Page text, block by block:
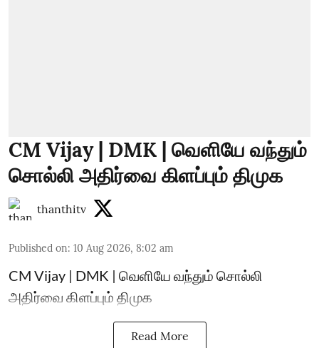
CM Vijay | DMK | வெளியே வந்தும்
சொல்லி அதிர்வை கிளப்பும் திமுக
thanthitv
Published on: 10 Aug 2026, 8:02 am
CM Vijay | DMK | வெளியே வந்தும் சொல்லி
அதிர்வை கிளப்பும் திமுக
Read More